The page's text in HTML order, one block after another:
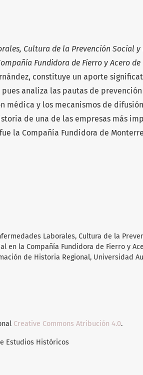
Cultura de la Prevención Social y
Fundidora de Fierro y Acero de
constituye un aporte
analiza las pautas de
médica y los mecanismos de
de una de las empresas más
la Compañía Fundidora de
Laborales, Cultura de la
en la Compañía Fundidora de Fierro y
de Historia Regional, Universidad
Creative Commons Atribución 4.0.
Estudios Históricos